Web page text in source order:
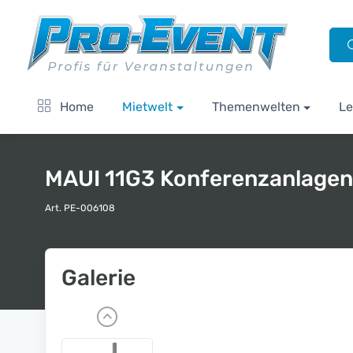
Home Mietwelt Themenwelten
MAUI 11G3
Art. PE-006108
Galerie
P
r